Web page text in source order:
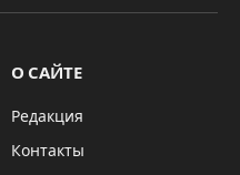
О САЙТЕ
Редакция
Контакты